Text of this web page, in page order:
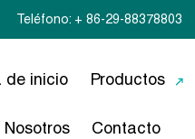
Teléfono: + 86-29-88378803
de inicio Productos
Nosotros Contacto